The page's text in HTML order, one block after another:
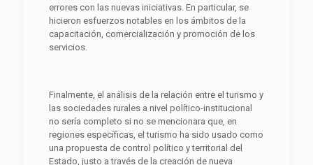
errores con las nuevas iniciativas. En particular, se
hicieron esfuerzos notables en los ámbitos de la
capacitación, comercialización y promoción de los
servicios.
Finalmente, el análisis de la relación entre el turismo y
las sociedades rurales a nivel político-institucional
no sería completo si no se mencionara que, en
regiones específicas, el turismo ha sido usado como
una propuesta de control político y territorial del
Estado, justo a través de la creación de nueva